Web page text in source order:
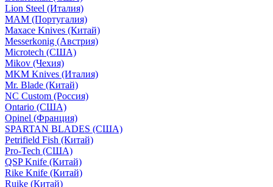
Lion Steel (Италия)
MAM (Португалия)
Maxace Knives (Китай)
Messerkonig (Австрия)
Microtech (США)
Mikov (Чехия)
MKM Knives (Италия)
Mr. Blade (Китай)
NC Custom (Россия)
Ontario (США)
Opinel (Франция)
SPARTAN BLADES (США)
Petrifield Fish (Китай)
Pro-Tech (США)
QSP Knife (Китай)
Rike Knife (Китай)
Ruike (Китай)